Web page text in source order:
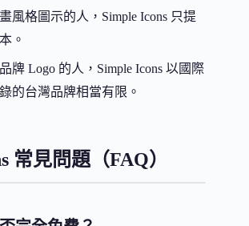
風格圖示的人，Simple Icons 只提
。
牌 Logo 的人，Simple Icons 以國際
的台灣品牌相當有限。
常見問題（FAQ）